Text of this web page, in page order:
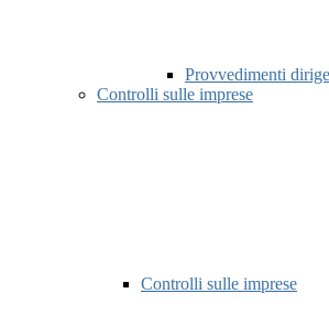
Provvedimenti
Controlli sulle imprese
Controlli sulle imprese